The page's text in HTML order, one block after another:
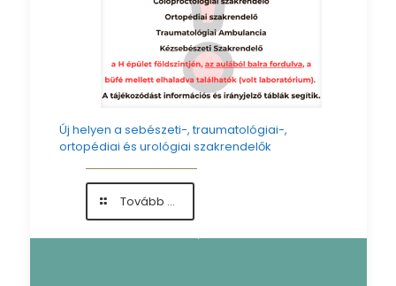
Új helyen a sebészeti-, traumatológiai-,
ortopédiai és urológiai szakrendelők
Tovább ...-
Új
helyen